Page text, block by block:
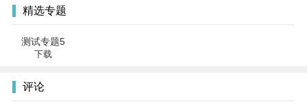
精选专题
测试专题5
下载
评论